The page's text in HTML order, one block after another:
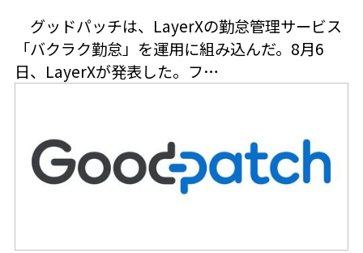
グッドパッチは、LayerXの勤怠管理サービス
「バクラク勤怠」を運用に組み込んだ。8月6
日、LayerXが発表した。フ…